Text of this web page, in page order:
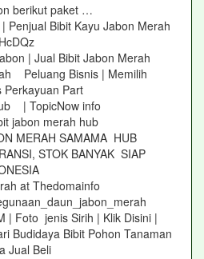
berikut paket …
Penjual Bibit Kayu Jabon Merah
| Jual Bibit Jabon Merah
Peluang Bisnis | Memilih
Perkayuan Part
| TopicNow info
jabon merah hub
MERAH SAMAMA HUB
STOK BANYAK SIAP
at Thedomainfo
| Foto jenis Sirih | Klik Disini |
Budidaya Bibit Pohon Tanaman
Jual Beli